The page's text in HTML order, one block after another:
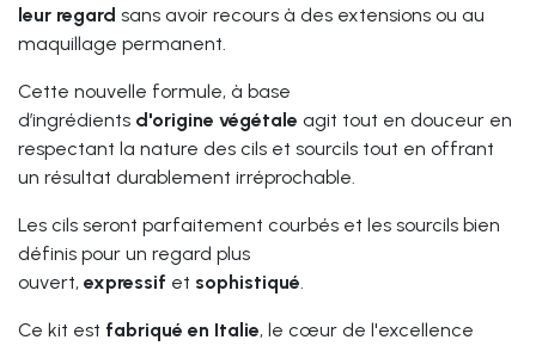
leur regard sans avoir recours à des extensions ou au
maquillage permanent.
Cette nouvelle formule, à base
d’ingrédients d'origine végétale agit tout en douceur en
respectant la nature des cils et sourcils tout en offrant
un résultat durablement irréprochable.
Les cils seront parfaitement courbés et les sourcils bien
définis pour un regard plus
ouvert, expressif et sophistiqué.
Ce kit est fabriqué en Italie, le cœur de l'excellence